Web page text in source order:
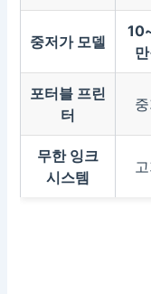
중저가 모델
포터블 프린
터
무한 잉크
시스템